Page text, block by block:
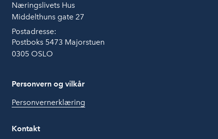
Næringslivets Hus
Middelthuns gate 27
Postadresse:
Postboks 5473 Majorstuen
0305 OSLO
Personvern og vilkår
Personvernerklæring
Kontakt